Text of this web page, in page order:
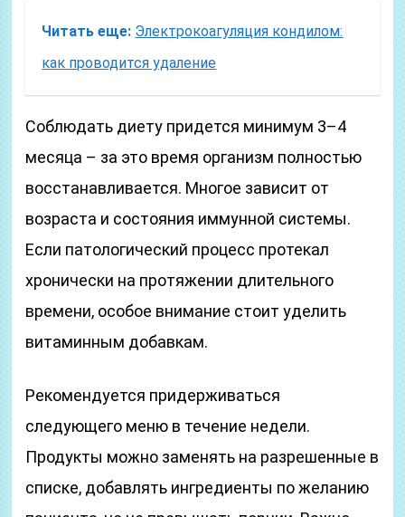
Читать еще: Электрокоагуляция кондилом:
как проводится удаление
Соблюдать диету придется минимум 3–4
месяца – за это время организм полностью
восстанавливается. Многое зависит от
возраста и состояния иммунной системы.
Если патологический процесс протекал
хронически на протяжении длительного
времени, особое внимание стоит уделить
витаминным добавкам.
Рекомендуется придерживаться
следующего меню в течение недели.
Продукты можно заменять на разрешенные в
списке, добавлять ингредиенты по желанию